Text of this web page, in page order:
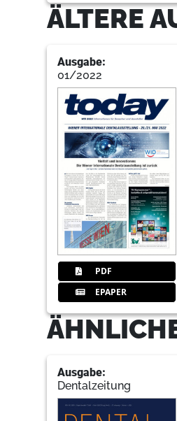
ÄLTERE
Ausgabe:
01/2022
PDF
EPAPER
Ausgabe:
Dentalzeitung